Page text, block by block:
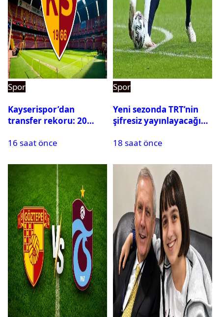
Spor
Kayserispor’dan
transfer rekoru: 20
16 saat önce
Spor
Yeni sezonda TRT’nin
şifresiz yayınlayacağı
18 saat önce